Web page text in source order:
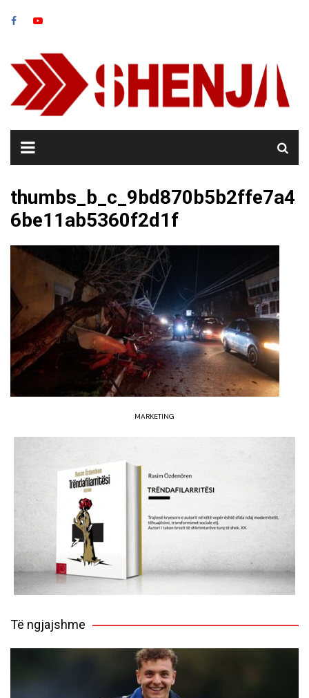
thumbs_b_c_9bd870b5b2ffe7a4
6be11ab5360f2d1f
MARKETING
Të ngjajshme